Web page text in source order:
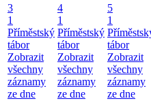
3
1
Příměstský
tábor
Zobrazit
všechny
záznamy
ze dne
4
1
Příměstský
tábor
Zobrazit
všechny
záznamy
ze dne
5
1
tábor
Zobrazit
všechny
záznamy
ze dne